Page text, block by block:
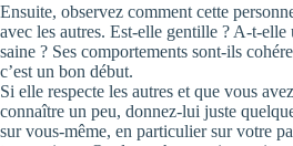
Ensuite, observez comment cette
avec les autres. Est-elle gentille ? A-t-elle
saine ? Ses comportements sont-ils
c’est un bon début.
Si elle respecte les autres et que vous
connaître un peu, donnez-lui juste
sur vous-même, en particulier sur votre